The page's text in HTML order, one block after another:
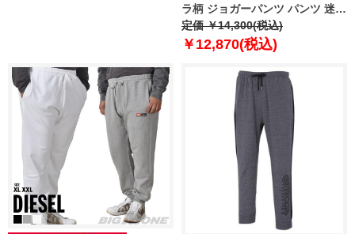
ラ柄 ジョガーパンツ パンツ 迷彩
柄 USA直輸入 p7477p-586644
定価 ￥14,300(税込)
￥12,870(税込)